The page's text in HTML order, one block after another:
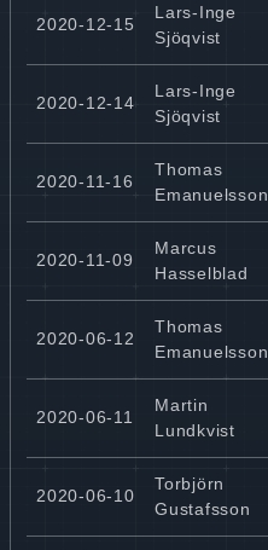
2020-12-15
Lars-Inge
Sjöqvist
2020-12-14
Lars-Inge
Sjöqvist
2020-11-16
Thomas
Emanuelsson
2020-11-09
Marcus
Hasselblad
2020-06-12
Thomas
Emanuelsson
2020-06-11
Martin
Lundkvist
2020-06-10
Torbjörn
Gustafsson